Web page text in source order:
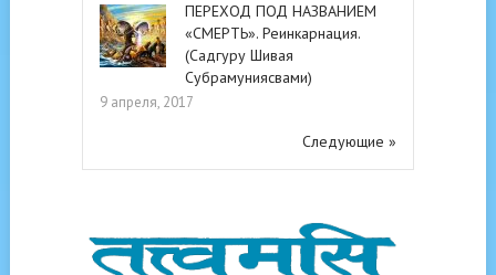
ПЕРЕХОД ПОД НАЗВАНИЕМ
«СМЕРТЬ». Реинкарнация.
(Садгуру Шивая
Субрамуниясвами)
9 апреля, 2017
Следующие »